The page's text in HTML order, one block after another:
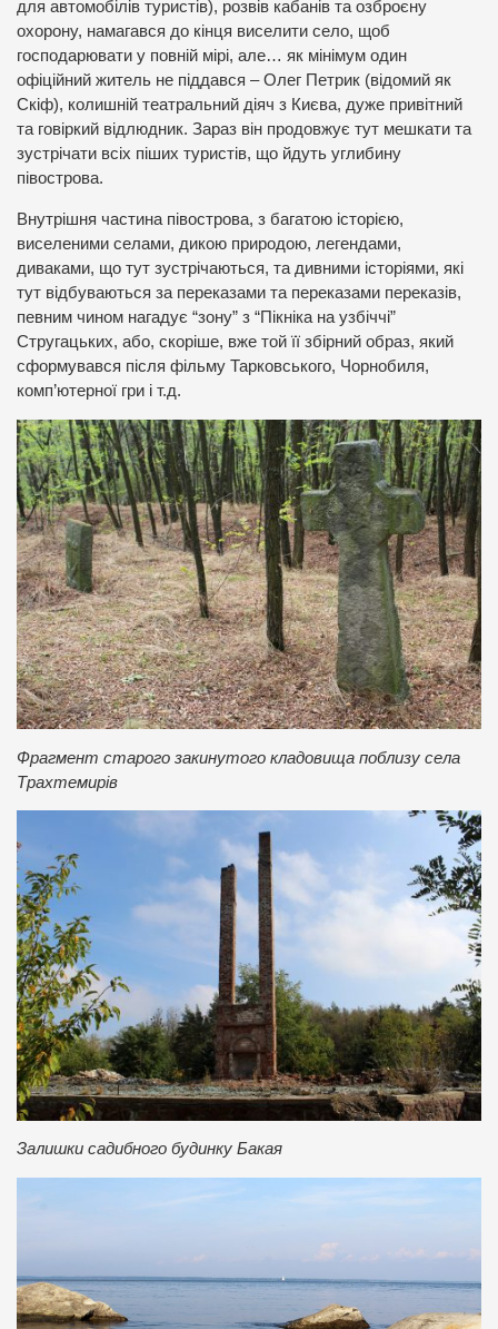
для автомобілів туристів), розвів кабанів та озброєну
охорону, намагався до кінця виселити село, щоб
господарювати у повній мірі, але… як мінімум один
офіційний житель не піддався – Олег Петрик (відомий як
Скіф), колишній театральний діяч з Києва, дуже привітний
та говіркий відлюдник. Зараз він продовжує тут мешкати та
зустрічати всіх піших туристів, що йдуть углибину
півострова.
Внутрішня частина півострова, з багатою історією,
виселеними селами, дикою природою, легендами,
диваками, що тут зустрічаються, та дивними історіями, які
тут відбуваються за переказами та переказами переказів,
певним чином нагадує “зону” з “Пікніка на узбіччі”
Стругацьких, або, скоріше, вже той її збірний образ, який
сформувався після фільму Тарковського, Чорнобиля,
комп’ютерної гри і т.д.
Фрагмент старого закинутого кладовища поблизу села
Трахтемирів
Залишки садибного будинку Бакая